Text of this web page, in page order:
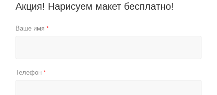
Акция! Нарисуем макет бесплатно!
Ваше имя *
Телефон *